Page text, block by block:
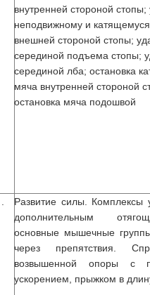
внутренней стороной
неподвижному и
внешней стороной стопы;
серединой подъема стопы;
серединой лба; остановка
мяча внутренней стороной
остановка мяча подошвой
Развитие силы. Комплексы
дополнительным
основные мышечные
через препятствия.
возвышенной опоры с
ускорением, прыжком в